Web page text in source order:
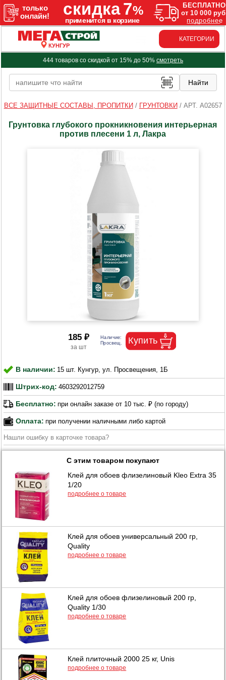
КУНГУР
КАТЕГОРИИ
444 товаров со скидкой от 15% до 50% смотреть
ВСЕ ЗАЩИТНЫЕ СОСТАВЫ, ПРОПИТКИ / ГРУНТОВКИ / АРТ. A02657
Грунтовка глубокого прокникновения интерьерная
против плесени 1 л, Лакра
185 ₽
В наличии: 15 шт. Кунгур, ул. Просвещения, 1Б
Штрих-код: 4603292012759
Бесплатно: при онлайн заказе от 10 тыс. ₽ (по городу)
Оплата: при получении наличными либо картой
Нашли ошибку в карточке товара?
С этим товаром покупают
Клей для обоев флизелиновый Kleo Extra 35
1/20
подробнее о товаре
Клей для обоев универсальный 200 гр,
Quality
подробнее о товаре
Клей для обоев флизелиновый 200 гр,
Quality 1/30
подробнее о товаре
Клей плиточный 2000 25 кг, Unis
подробнее о товаре